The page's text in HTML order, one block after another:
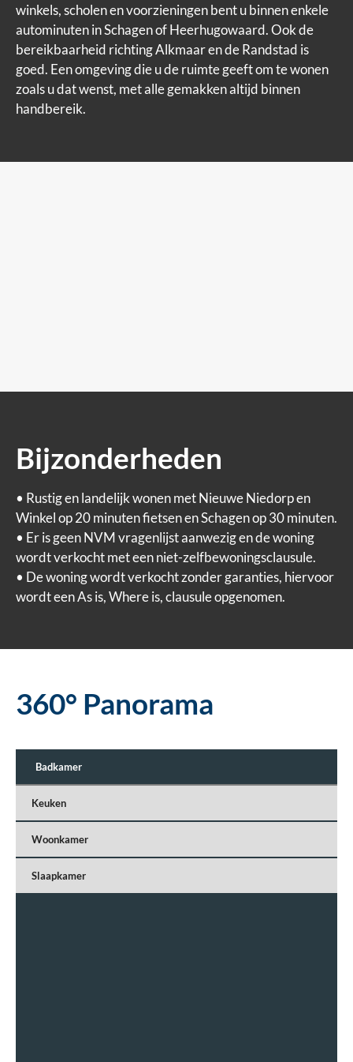
winkels, scholen en voorzieningen bent u binnen enkele
autominuten in Schagen of Heerhugowaard. Ook de
bereikbaarheid richting Alkmaar en de Randstad is
goed. Een omgeving die u de ruimte geeft om te wonen
zoals u dat wenst, met alle gemakken altijd binnen
handbereik.
Bijzonderheden
• Rustig en landelijk wonen met Nieuwe Niedorp en
Winkel op 20 minuten fietsen en Schagen op 30 minuten.
• Er is geen NVM vragenlijst aanwezig en de woning
wordt verkocht met een niet-zelfbewoningsclausule.
• De woning wordt verkocht zonder garanties, hiervoor
wordt een As is, Where is, clausule opgenomen.
360° Panorama
Badkamer
Keuken
Woonkamer
Slaapkamer